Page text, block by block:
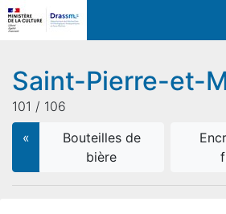
Saint-Pierre-et-
101 / 106
«
Bouteilles de
bière